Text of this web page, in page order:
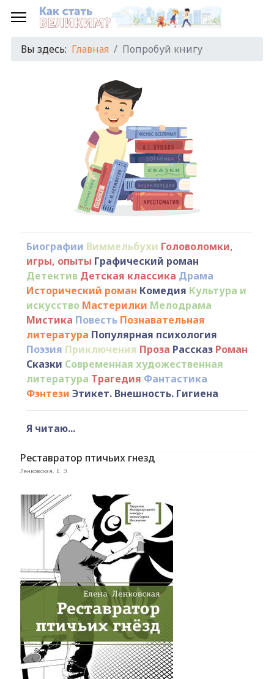
Вы здесь: Главная Попробуй книгу
Биографии Виммельбухи Головоломки,
игры, опыты Графический роман
Детектив Детская классика Драма
Исторический роман Комедия Культура и
искусство Мастерилки Мелодрама
Мистика Повесть Познавательная
литература Популярная психология
Поэзия Приключения Проза Рассказ Роман
Сказки Современная художественная
литература Трагедия Фантастика
Фэнтези Этикет. Внешность. Гигиена
Я читаю...
Реставратор птичьих гнезд
Ленковская, Е. Э.